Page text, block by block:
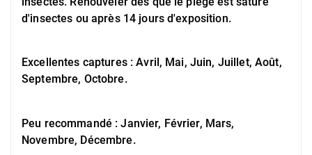
d'insectes ou après 14 jours d'exposition.
Excellentes captures : Avril, Mai, Juin, Juillet, Août,
Septembre, Octobre.
Peu recommandé : Janvier, Février, Mars,
Novembre, Décembre.